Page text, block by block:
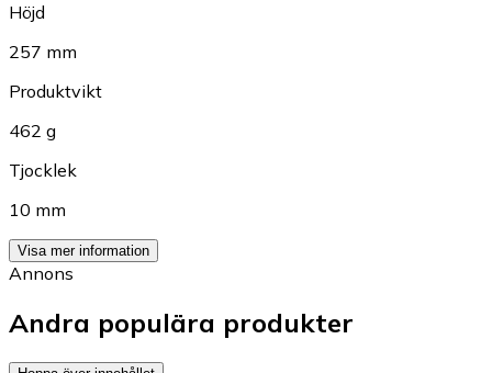
Höjd
257 mm
Produktvikt
462 g
Tjocklek
10 mm
Visa mer information
Annons
Andra populära produkter